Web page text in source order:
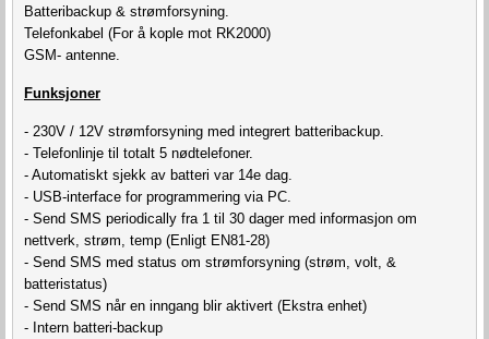
Batteribackup & strømforsyning.
Telefonkabel (For å kople mot RK2000)
GSM- antenne.
Funksjoner
- 230V / 12V strømforsyning med integrert batteribackup.
- Telefonlinje til totalt 5 nødtelefoner.
- Automatiskt sjekk av batteri var 14e dag.
- USB-interface for programmering via PC.
- Send SMS periodically fra 1 til 30 dager med informasjon om
nettverk, strøm, temp (Enligt EN81-28)
- Send SMS med status om strømforsyning (strøm, volt, &
batteristatus)
- Send SMS når en inngang blir aktivert (Ekstra enhet)
- Intern batteri-backup